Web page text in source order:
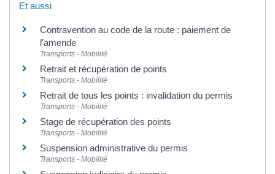
Et aussi
Contravention au code de la route : paiement de
l'amende
Transports - Mobilité
Retrait et récupération de points
Transports - Mobilité
Retrait de tous les points : invalidation du permis
Transports - Mobilité
Stage de récupération des points
Transports - Mobilité
Suspension administrative du permis
Transports - Mobilité